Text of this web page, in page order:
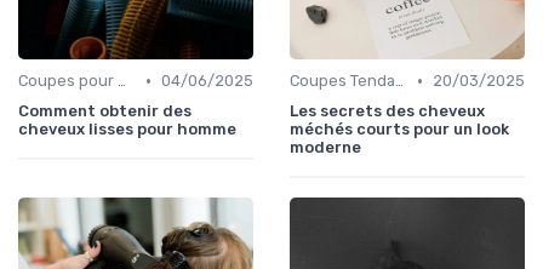
Coupes pour Hommes • 04/06/2025
Comment obtenir des
cheveux lisses pour homme
Coupes Tendance et Modernes •
20/03/2025
Les secrets des cheveux
méchés courts pour un look
moderne